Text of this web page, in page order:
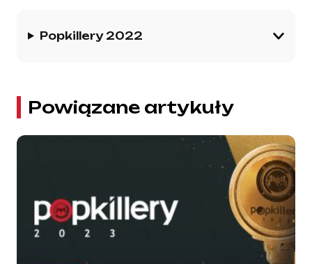
Popkillery 2022
Powiązane artykuły